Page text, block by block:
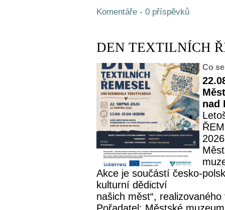
Komentáře - 0 příspěvků
DEN TEXTILNÍCH
Co
nad
Akce je součástí česko-
kulturní dědictví
našich měst“,